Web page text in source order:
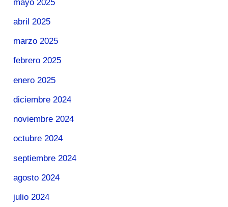
mayo 2025
abril 2025
marzo 2025
febrero 2025
enero 2025
diciembre 2024
noviembre 2024
octubre 2024
septiembre 2024
agosto 2024
julio 2024